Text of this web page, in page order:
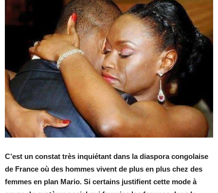
C’est un constat très inquiétant dans la diaspora congolaise
de France où des hommes vivent de plus en plus chez des
femmes en plan Mario. Si certains justifient cette mode à